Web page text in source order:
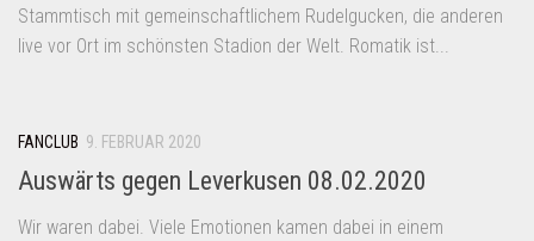
Stammtisch mit gemeinschaftlichem Rudelgucken, die anderen
live vor Ort im schönsten Stadion der Welt. Romatik ist...
FANCLUB 9. FEBRUAR 2020
Auswärts gegen Leverkusen 08.02.2020
Wir waren dabei. Viele Emotionen kamen dabei in einem